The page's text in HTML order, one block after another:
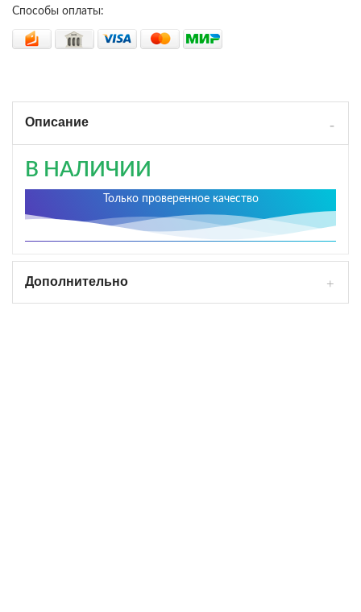
Способы оплаты:
Описание
В НАЛИЧИИ
Только проверенное качество
Дополнительно